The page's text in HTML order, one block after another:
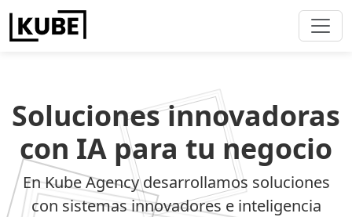
Soluciones innovadoras
con IA para tu negocio
En Kube Agency desarrollamos soluciones
con sistemas innovadores e inteligencia